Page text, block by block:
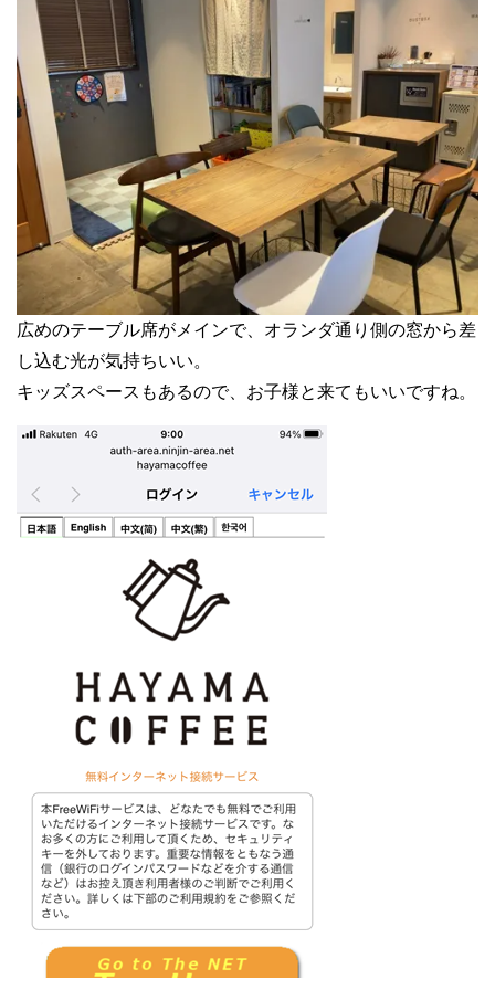
広めのテーブル席がメインで、オランダ通り側の窓から差
し込む光が気持ちいい。
キッズスペースもあるので、お子様と来てもいいですね。